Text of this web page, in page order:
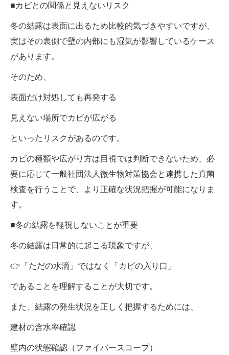
■カビとの関係と見えないリスク
冬の結露は表面に出るため比較的気づきやすいですが、
実はその裏側で壁の内部にも湿気が影響しているケース
があります。
そのため、
表面だけ対処しても再発する
見えない場所でカビが広がる
といったリスクがあるのです。
カビの種類や広がり方は目視では判断できないため、必
要に応じて一般社団法人微生物対策協会と連携した真菌
検査を行うことで、より正確な状況把握が可能になりま
す。
■冬の結露を軽視しないことが重要
冬の結露は日常的に起こる現象ですが、
👉「ただの水滴」ではなく「カビの入り口」
であることを理解することが大切です。
また、結露の発生状況を正しく把握するためには、
建材の含水率確認
壁内の状態確認（ファイバースコープ）